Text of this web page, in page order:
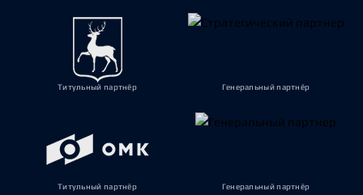
Титульный партнёр Генеральный партнёр
Титульный партнёр Генеральный партнёр